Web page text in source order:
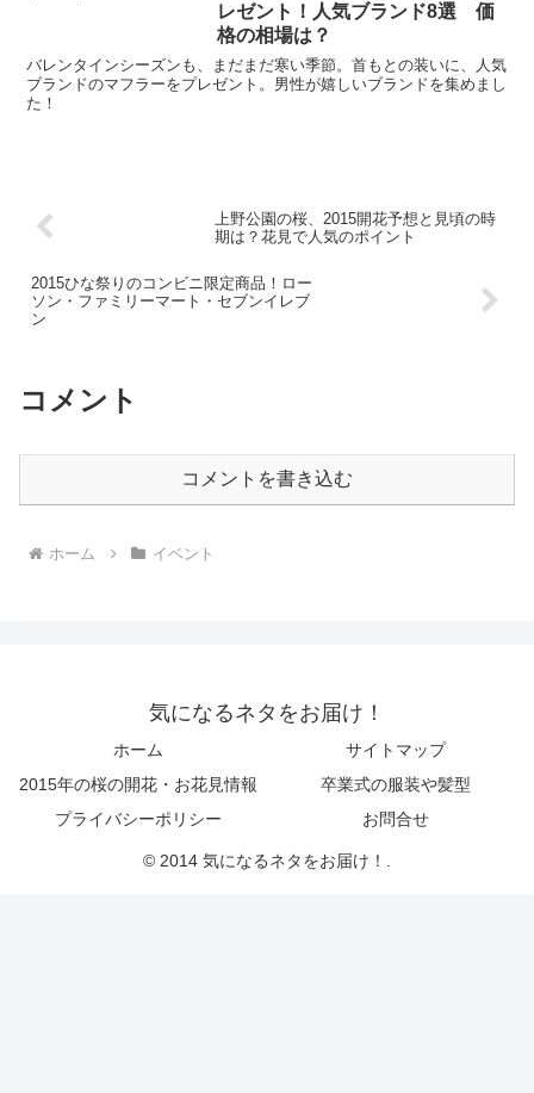
レゼント！人気ブランド8選 価
格の相場は？
バレンタインシーズンも、まだまだ寒い季節。首もとの装いに、人気
ブランドのマフラーをプレゼント。男性が嬉しいブランドを集めまし
た！
上野公園の桜、2015開花予想と見頃の時
期は？花見で人気のポイント
2015ひな祭りのコンビニ限定商品！ロー
ソン・ファミリーマート・セブンイレブ
ン
コメント
コメントを書き込む
ホーム イベント
気になるネタをお届け！
ホーム
サイトマップ
2015年の桜の開花・お花見情報
卒業式の服装や髪型
プライバシーポリシー
お問合せ
© 2014 気になるネタをお届け！.